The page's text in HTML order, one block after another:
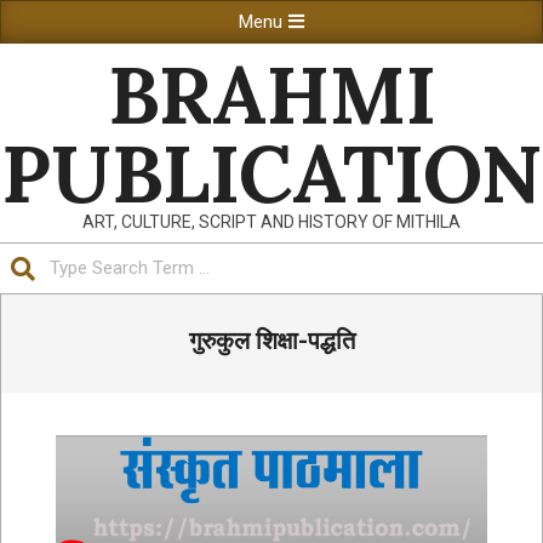
to
Navigation
Menu
BRAHMI
PUBLICATION
ART, CULTURE, SCRIPT AND HISTORY OF MITHILA
गुरुकुल शिक्षा-पद्धति